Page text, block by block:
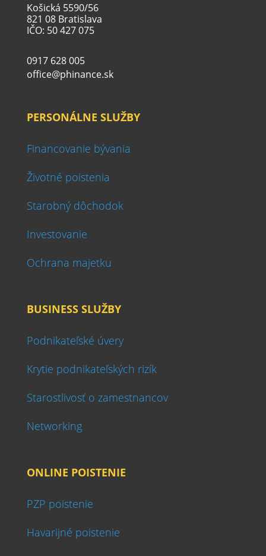
Košická 5590/56
821 08 Bratislava
IČO: 50 427 075
0917 628 005
office@phinance.sk
PERSONÁLNE SLUŽBY
Financovanie bývania
Životné poistenia
Starobný dôchodok
Investovanie
Ochrana majetku
BUSINESS SLUŽBY
Podnikateľské úvery
Krytie podnikateľských rizík
Starostlivosť o zamestnancov
Networking
ONLINE POISTENIE
PZP poistenie
Havarijné poistenie